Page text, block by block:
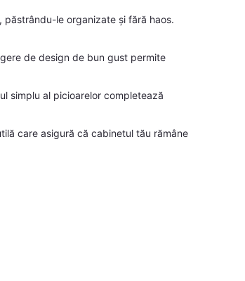
le organizate și fără haos.
de design de bun gust permite
simplu al picioarelor completează
care asigură că cabinetul tău rămâne